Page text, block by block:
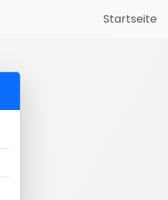
Startseite